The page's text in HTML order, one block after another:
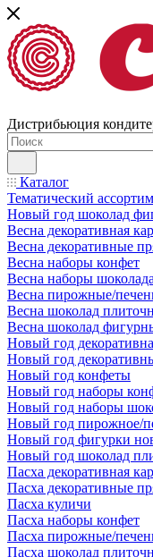
Дистрибьюция
Каталог
Тематический
Новый год шоколад
Весна декоративная
Весна декоративные
Весна наборы конфет
Весна наборы шоколада
Весна пирожные/
Весна шоколад
Весна шоколад
Новый год
Новый год
Новый год конфеты
Новый год наборы
Новый год наборы
Новый год пирожное/
Новый год фигурки
Новый год шоколад
Пасха декоративная
Пасха декоративные
Пасха куличи
Пасха наборы конфет
Пасха пирожные/
Пасха шоколад